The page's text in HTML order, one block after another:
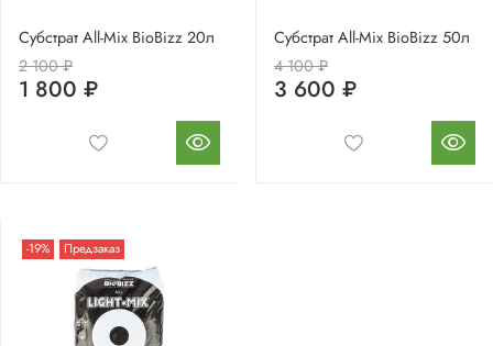
Субстрат All-Mix BioBizz 20л
2 100 ₽
1 800 ₽
Субстрат All-Mix BioBizz 50л
4 100 ₽
3 600 ₽
-19% Предзаказ